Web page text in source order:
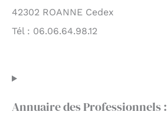
42302 ROANNE Cedex
Tél : 06.06.64.98.12
Annuaire des Professionnels :